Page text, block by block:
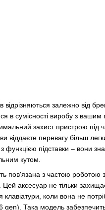
відрізняються залежно від
в сумісності виробу з
захист пристрою
віддаєте перевагу більш
функцією підставки – вони
кутом.
пов'язана з частою
Цей аксесуар не тільки
клавіатури, коли вона не
Така модель